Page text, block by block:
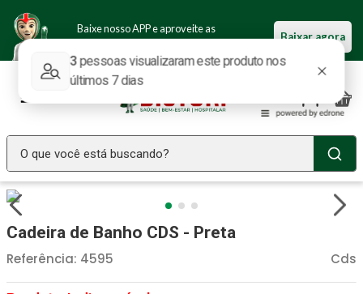
Baixe nosso APP e aproveite as
Baixar agora
O que você está buscando?
Cadeira de Banho CDS - Preta
Cds
Referência: 4595